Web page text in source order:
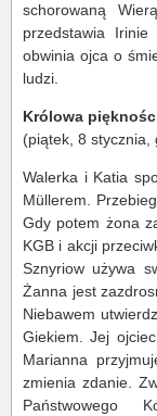
schorowaną
przedstawia
obwinia ojca o
ludzi.
Królowa
(piątek, 8 stycznia,
Walerka i Katia
Müllerem.
Gdy potem żona
KGB i akcji
Sznyriow używa
Żanna jest
Niebawem
Giekiem. Jej
Marianna
zmienia zdanie.
Państwowego